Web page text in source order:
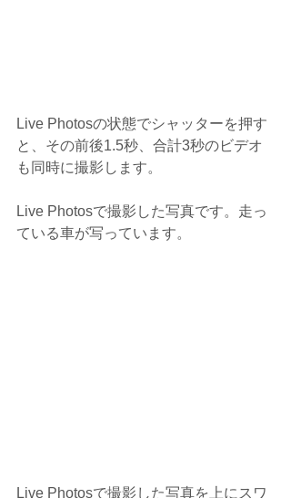
Live Photosの状態でシャッターを押す
と、その前後1.5秒、合計3秒のビデオ
も同時に撮影します。
Live Photosで撮影した写真です。走っ
ている車が写っています。
Live Photosで撮影した写真を上にスワ